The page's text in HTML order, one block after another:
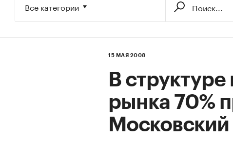
Все категории
15 МАЯ 2008
В
рынка 70%
Московский